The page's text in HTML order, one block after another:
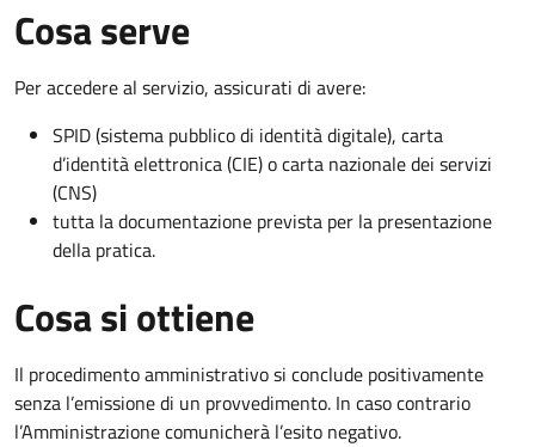
Cosa serve
Per accedere al servizio, assicurati di avere:
SPID (sistema pubblico di identità digitale), carta
d’identità elettronica (CIE) o carta nazionale dei servizi
(CNS)
tutta la documentazione prevista per la presentazione
della pratica.
Cosa si ottiene
Il procedimento amministrativo si conclude positivamente
senza l’emissione di un provvedimento. In caso contrario
l’Amministrazione comunicherà l’esito negativo.